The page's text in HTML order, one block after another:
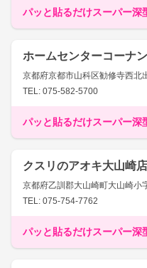
パッと貼るだけスーパー深
ホームセンターコーナ
京都府京都市山科区勧修寺西北
TEL: 075-582-5700
パッと貼るだけスーパー深
クスリのアオキ大山崎店
京都府乙訓郡大山崎町大山崎小
TEL: 075-754-7762
パッと貼るだけスーパー深